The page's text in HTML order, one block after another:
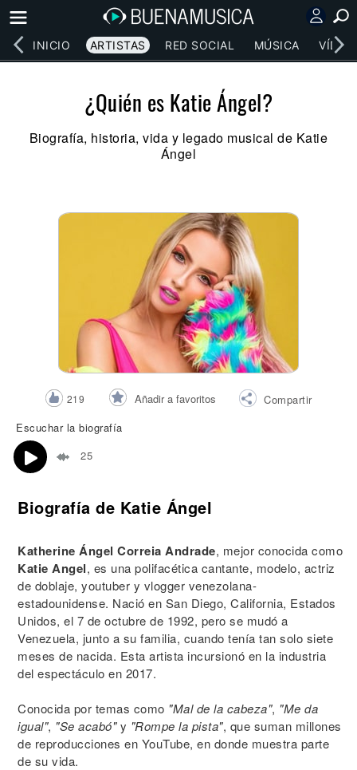
INICIO ARTISTAS RED SOCIAL MÚSICA
¿Quién es Katie Ángel?
Biografía, historia, vida y legado musical de Katie
Ángel
219 Añadir a favoritos
Compartir
Escuchar la biografía
25
Biografía de Katie Ángel
Katherine Ángel Correia Andrade, mejor conocida como
Katie Angel, es una polifacética cantante, modelo, actriz
de doblaje, youtuber y vlogger venezolana-
estadounidense. Nació en San Diego, California, Estados
Unidos, el 7 de octubre de 1992, pero se mudó a
Venezuela, junto a su familia, cuando tenía tan solo siete
meses de nacida. Esta artista incursionó en la industria
del espectáculo en 2017.
Conocida por temas como "Mal de la cabeza", "Me da
igual", "Se acabó"y "Rompe la pista", que suman millones
de reproducciones en YouTube, en donde muestra parte
de su vida.